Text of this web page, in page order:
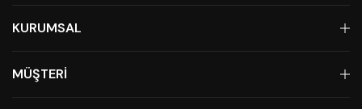
KURUMSAL
MÜŞTERİ